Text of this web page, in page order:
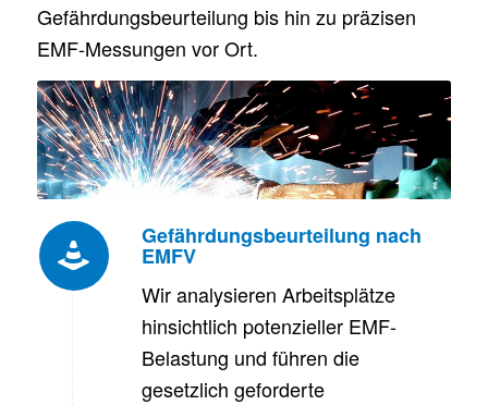
Gefährdungsbeurteilung bis hin zu präzisen
EMF-Messungen vor Ort.
Bild von WikiImages auf Pixabay
Gefährdungsbeurteilung nach
EMFV
Wir analysieren Arbeitsplätze
hinsichtlich potenzieller EMF-
Belastung und führen die
gesetzlich geforderte